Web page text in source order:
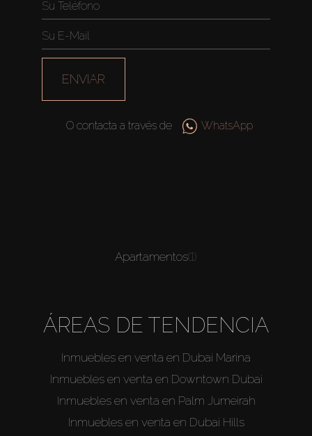
ENVIAR
O contacta a través de WhatsApp
Apartamentos(1)
ÁREAS DE TENDENCIA
Inmuebles en venta en Dubai Marina
Inmuebles en venta en Downtown Dubai
Inmuebles en venta en Palm Jumeirah
Inmuebles en venta en Dubai Hills